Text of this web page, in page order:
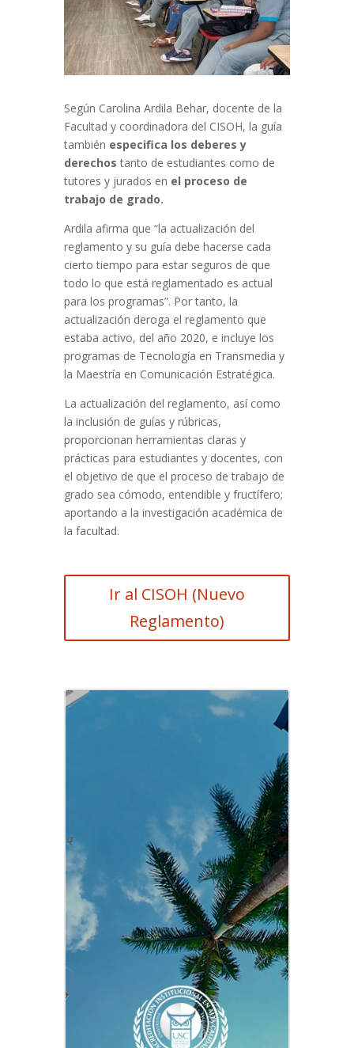
Según Carolina Ardila Behar, docente de la
Facultad y coordinadora del CISOH, la guía
también especifica los deberes y
derechos tanto de estudiantes como de
tutores y jurados en el proceso de
trabajo de grado.
Ardila afirma que “la actualización del
reglamento y su guía debe hacerse cada
cierto tiempo para estar seguros de que
todo lo que está reglamentado es actual
para los programas”. Por tanto, la
actualización deroga el reglamento que
estaba activo, del año 2020, e incluye los
programas de Tecnología en Transmedia y
la Maestría en Comunicación Estratégica.
La actualización del reglamento, así como
la inclusión de guías y rúbricas,
proporcionan herramientas claras y
prácticas para estudiantes y docentes, con
el objetivo de que el proceso de trabajo de
grado sea cómodo, entendible y fructífero;
aportando a la investigación académica de
la facultad.
Ir al CISOH (Nuevo
Reglamento)